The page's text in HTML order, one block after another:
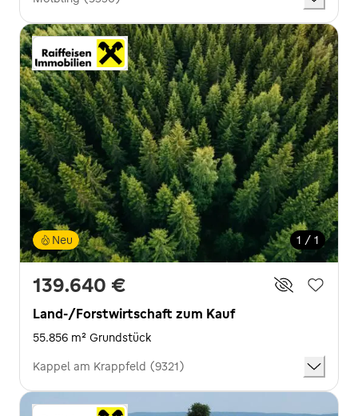
1 / 1
Neu
139.640 €
Land-/Forstwirtschaft zum Kauf
55.856 m² Grundstück
Kappel am Krappfeld (9321)